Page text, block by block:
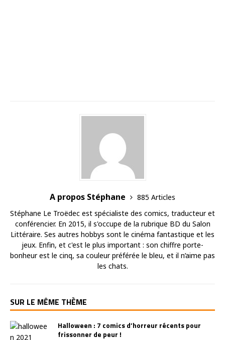
A propos Stéphane
885 Articles
Stéphane Le Troëdec est spécialiste des comics, traducteur et
conférencier. En 2015, il s'occupe de la rubrique BD du Salon
Littéraire. Ses autres hobbys sont le cinéma fantastique et les
jeux. Enfin, et c'est le plus important : son chiffre porte-
bonheur est le cinq, sa couleur préférée le bleu, et il n’aime pas
les chats.
SUR LE MÊME THÈME
Halloween : 7 comics d’horreur récents pour
frissonner de peur !